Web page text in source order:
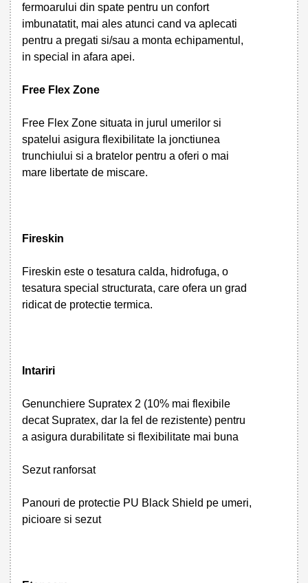
fermoarului din spate pentru un confort
imbunatatit, mai ales atunci cand va aplecati
pentru a pregati si/sau a monta echipamentul,
in special in afara apei.
Free Flex Zone
Free Flex Zone situata in jurul umerilor si
spatelui asigura flexibilitate la jonctiunea
trunchiului si a bratelor pentru a oferi o mai
mare libertate de miscare.
Fireskin
Fireskin este o tesatura calda, hidrofuga, o
tesatura special structurata, care ofera un grad
ridicat de protectie termica.
Intariri
Genunchiere Supratex 2 (10% mai flexibile
decat Supratex, dar la fel de rezistente) pentru
a asigura durabilitate si flexibilitate mai buna
Sezut ranforsat
Panouri de protectie PU Black Shield pe umeri,
picioare si sezut